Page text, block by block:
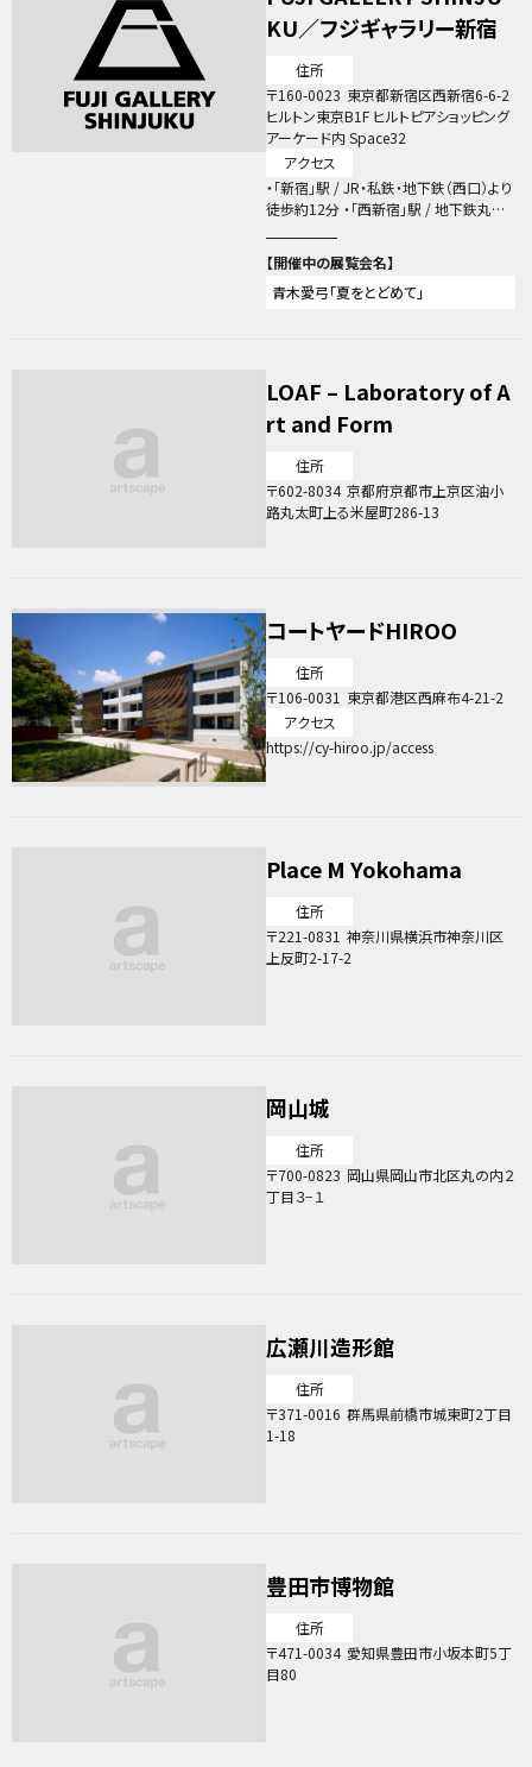
KU／フジギャラリー新宿
住所
160-0023 東京都新宿区西新宿6-6-2
ヒルトン東京B1F ヒルトピアショッピング
アーケード内 Space32
アクセス
・「新宿」駅 / JR・私鉄・地下鉄（西口）より
徒歩約12分 ・「西新宿」駅 / 地下鉄丸ノ
駅 / 地下鉄大江戸線 より徒歩約3分
青木愛弓「夏をとどめて」
LOAF – Laboratory of A
rt and Form
住所
602-8034 京都府京都市上京区油小
路丸太町上る米屋町286-13
コートヤードHIROO
住所
106-0031 東京都港区西麻布4-21-2
アクセス
https://cy-hiroo.jp/access
Place M Yokohama
住所
221-0831 神奈川県横浜市神奈川区
上反町2-17-2
岡山城
住所
700-0823 岡山県岡山市北区丸の内２
丁目３−１
広瀬川造形館
住所
371-0016 群馬県前橋市城東町2丁目
1-18
豊田市博物館
住所
471-0034 愛知県豊田市小坂本町5丁
目80